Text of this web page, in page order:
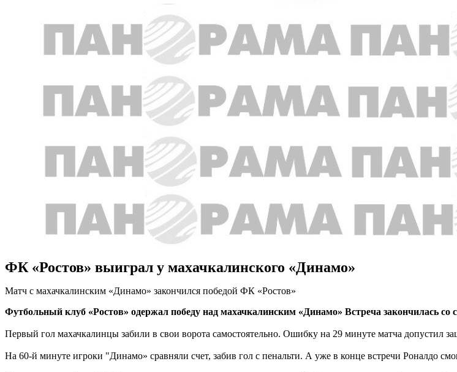
ФК «Ростов» выиграл у махачкалинского «Динамо»
Матч с махачкалинским «Динамо» закончился победой ФК «Ростов»
Футбольный клуб «Ростов» одержал победу над махачкалинским «Динамо» Встреча закончилась со
Первый гол махачкалинцы забили в свои ворота самостоятельно. Ошибку на 29 минуте матча допустил
На 60-й минуте игроки "Динамо» сравняли счет, забив гол с пенальти. А уже в конце встречи Роналдо